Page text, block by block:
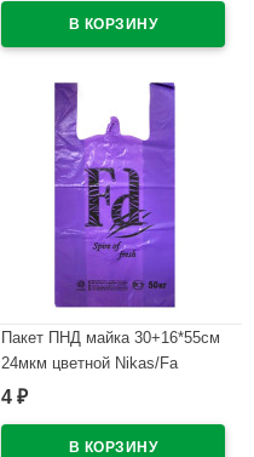
Пакет ПНД майка 30+16*55см
24мкм цветной Nikas/Fa
4 ₽